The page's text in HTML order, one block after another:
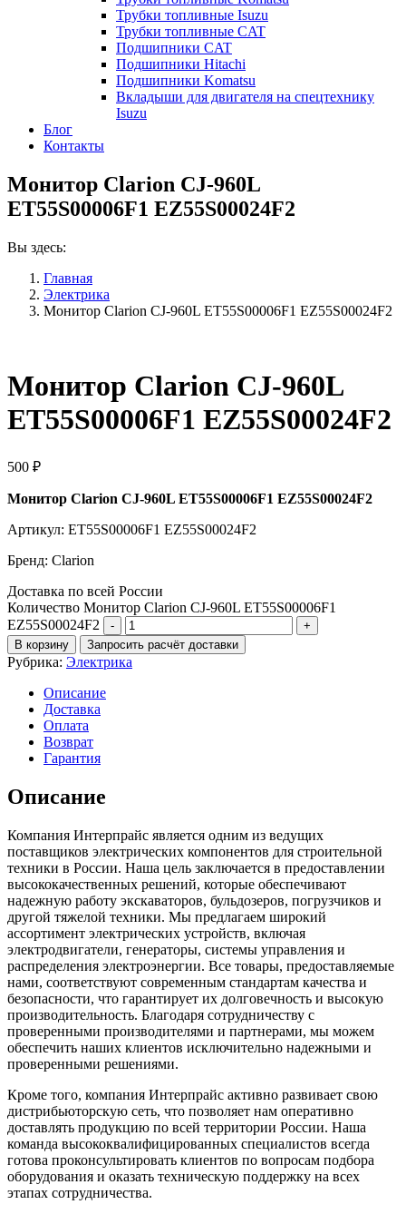
Трубки топливные Isuzu
Трубки топливные CAT
Подшипники CAT
Подшипники Hitachi
Подшипники Komatsu
Вкладыши для двигателя на спецтехнику
Isuzu
Блог
Контакты
Монитор Clarion CJ-960L
ET55S00006F1 EZ55S00024F2
Вы здесь:
Главная
Электрика
Монитор Clarion CJ-960L ET55S00006F1 EZ55S00024F2
Монитор Clarion CJ-960L
ET55S00006F1 EZ55S00024F2
500 ₽
Монитор Clarion CJ-960L ET55S00006F1 EZ55S00024F2
Артикул: ET55S00006F1 EZ55S00024F2
Бренд: Clarion
Доставка по всей России
Количество Монитор Clarion CJ-960L ET55S00006F1
EZ55S00024F2
В корзину Запросить расчёт доставки
Рубрика: Электрика
Описание
Доставка
Оплата
Возврат
Гарантия
Описание
Компания Интерпрайс является одним из ведущих
поставщиков электрических компонентов для строительной
техники в России. Наша цель заключается в предоставлении
высококачественных решений, которые обеспечивают
надежную работу экскаваторов, бульдозеров, погрузчиков и
другой тяжелой техники. Мы предлагаем широкий
ассортимент электрических устройств, включая
электродвигатели, генераторы, системы управления и
распределения электроэнергии. Все товары, предоставляемые
нами, соответствуют современным стандартам качества и
безопасности, что гарантирует их долговечность и высокую
производительность. Благодаря сотрудничеству с
проверенными производителями и партнерами, мы можем
обеспечить наших клиентов исключительно надежными и
проверенными решениями.
Кроме того, компания Интерпрайс активно развивает свою
дистрибьюторскую сеть, что позволяет нам оперативно
доставлять продукцию по всей территории России. Наша
команда высококвалифицированных специалистов всегда
готова проконсультировать клиентов по вопросам подбора
оборудования и оказать техническую поддержку на всех
этапах сотрудничества.